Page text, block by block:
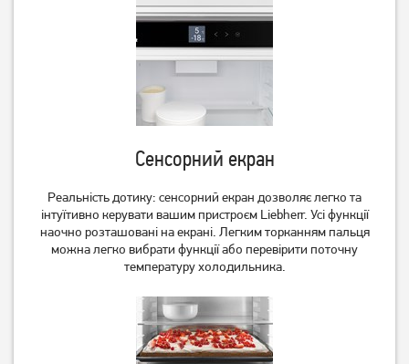
20 939грн
16 749
Холодильник Beko
TS190020 Без No Frost
Холодильник двокамерний
Ardesto DTF-M212W143
11 899грн
9 519грн
Сенсорний екран
Реальність дотику: сенсорний екран дозволяє легко та
інтуїтивно керувати вашим пристроєм Liebherr. Усі функції
наочно розташовані на екрані. Легким торканням пальця
можна легко вибрати функції або перевірити поточну
температуру холодильника.